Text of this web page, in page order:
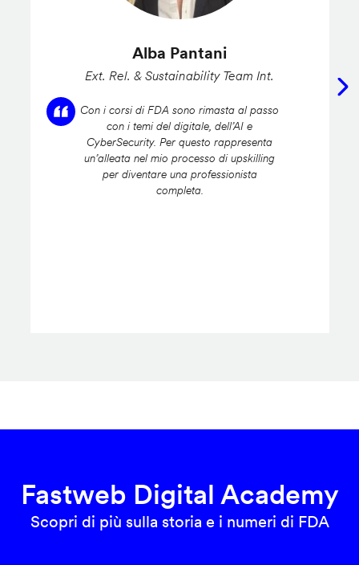
Alba Pantani
Ext. Rel. & Sustainability Team Int.
Con i corsi di FDA sono rimasta al passo
con i temi del digitale, dell’AI e
CyberSecurity. Per questo rappresenta
un’alleata nel mio processo di upskilling
per diventare una professionista
completa.
Fastweb Digital Academy
Scopri di più sulla storia e i numeri di FDA